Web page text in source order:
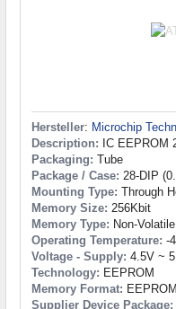
Hersteller: Microchip
Description: IC EEPROM
Packaging: Tube
Package / Case: 28-DIP
Mounting Type: Through
Memory Size: 256Kbit
Memory Type: Non-Volatile
Operating Temperature: -
Voltage - Supply: 4.5V ~
Technology: EEPROM
Memory Format: EEPROM
Supplier Device Package: